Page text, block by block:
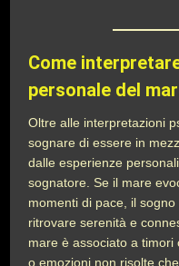
Come
personale del
Oltre alle interpretazioni
sognare di essere in
dalle esperienze
sognatore. Se il mare
momenti di pace, il
ritrovare serenità e
mare è associato a
o emozioni non risolte